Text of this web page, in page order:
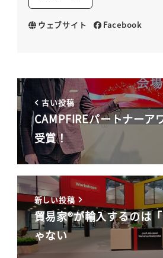
ウェブサイト Facebook
古い投稿
CAMPFIREパートナーア
受賞！
新しい投稿
貿易家®が輸入するのは
ゃない